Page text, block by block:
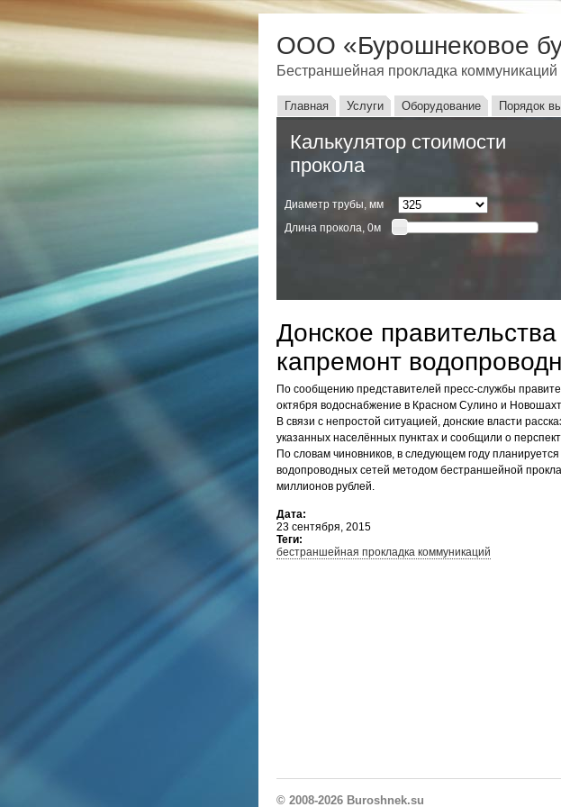
ООО «Бурошнековое
Бестраншейная прокладка коммуникаций
Главное меню
Главная Услуги Оборудование Порядок
Калькулятор стоимости
прокола
Диаметр трубы, мм
Длина прокола, 0м
Донское
капремонт
По сообщению представителей пресс-службы
октября водоснабжение в Красном Сулино и
В связи с непростой ситуацией, донские власти
указанных населённых пунктах и сообщили о
По словам чиновников, в следующем году
водопроводных сетей методом бестраншейной
миллионов рублей.
Дата:
23 сентября, 2015
Теги:
бестраншейная прокладка коммуникаций
© 2008-2026 Buroshnek.su